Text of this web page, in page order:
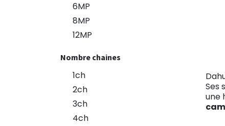
6MP
8MP
12MP
Nombre chaines
1ch
2ch
3ch
4ch
Ses
une